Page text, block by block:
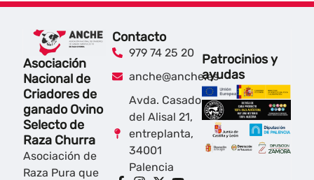
Asociación
Nacional de
Criadores de
ganado Ovino
Selecto de
Raza Churra
Asociación de
Raza Pura que
Contacto
979 74 25 20
anche@anche.es
Avda. Casado
del Alisal 21,
entreplanta,
34001
Palencia
Patrocinios y
ayudas